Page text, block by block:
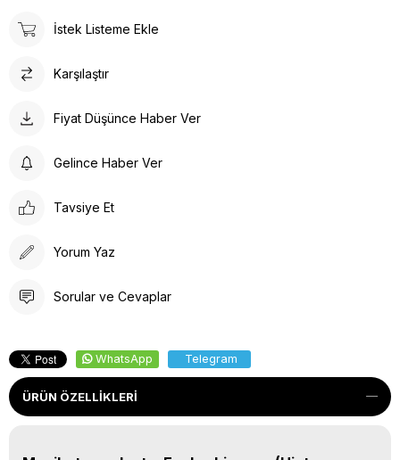
İstek Listeme Ekle
Karşılaştır
Fiyat Düşünce Haber Ver
Gelince Haber Ver
Tavsiye Et
Yorum Yaz
Sorular ve Cevaplar
WhatsApp Telegram
ÜRÜN ÖZELLIKLERI